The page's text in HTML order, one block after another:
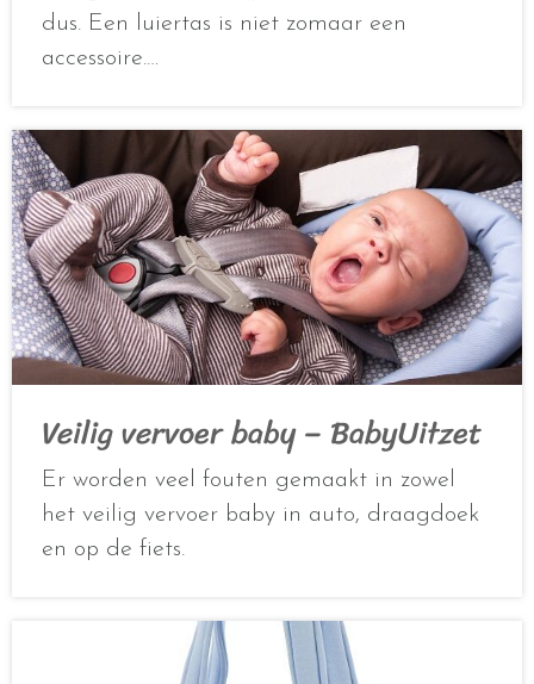
dus. Een luiertas is niet zomaar een
accessoire.…
Veilig vervoer baby – BabyUitzet
Er worden veel fouten gemaakt in zowel
het veilig vervoer baby in auto, draagdoek
en op de fiets.